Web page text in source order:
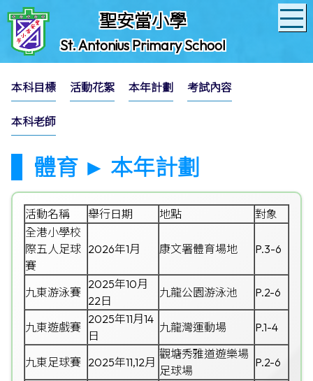
聖安當小學
St. Antonius Primary School
本科目標 活動花絮 本年計劃 考試內容
本科老師
體育 ► 本年計劃
活動名稱 舉行日期 地點
對象
全港小學校
際五人足球
賽
2026年1月 康文署體育場地 P.3-6
九東游泳賽
2025年10月
22日
九龍公園游泳池 P.2-6
九東遊戲賽
2025年11月14
日
九龍灣運動場 P.1-4
九東足球賽 2025年11,12月
觀塘秀雅道遊樂場
足球場
P.2-6